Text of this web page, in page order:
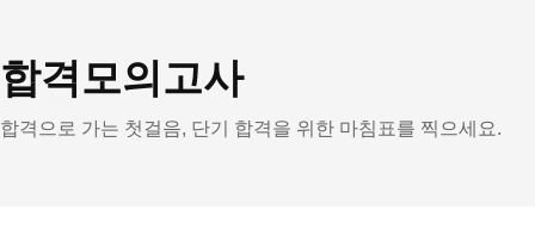
메
뉴
합격모의고사
합격으로 가는 첫걸음, 단기 합격을 위한 마침표를 찍으세요.